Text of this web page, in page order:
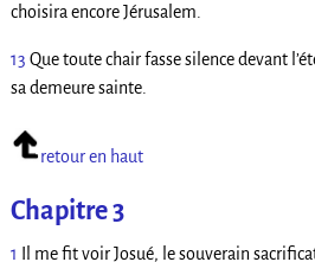
choisira encore Jérusalem.
13 Que toute chair fasse silence devant
sa demeure sainte.
retour en haut
Chapitre 3
1
Il me fit voir Josué, le souverain